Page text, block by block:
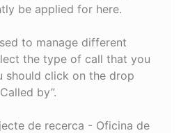
be applied for here.
to manage different
the type of call that you
should click on the drop
by”.
de recerca - Oficina de